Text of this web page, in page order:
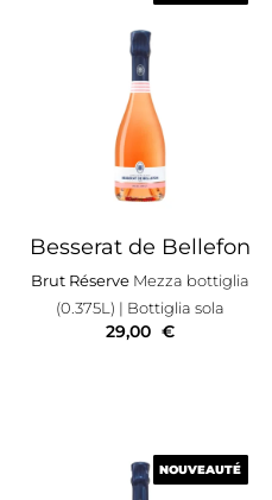
Besserat de Bellefon
Brut Réserve Mezza bottiglia
(0.375L) | Bottiglia sola
29,00 €
NOUVEAUTÉ
NOUVEAUTÉ